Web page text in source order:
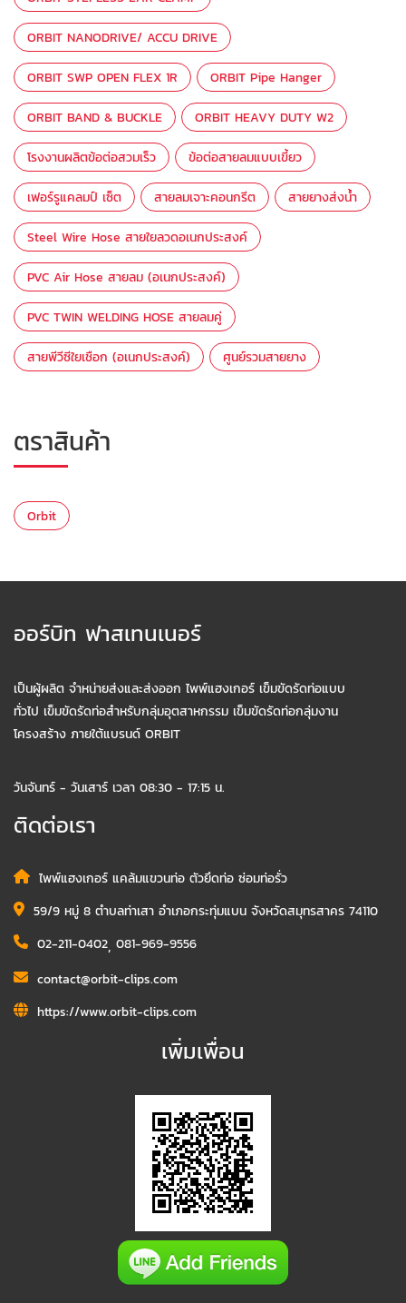
ORBIT NANODRIVE/ ACCU DRIVE
ORBIT SWP OPEN FLEX 1R ORBIT Pipe Hanger
ORBIT BAND & BUCKLE ORBIT HEAVY DUTY W2
โรงงานผลิตข้อต่อสวมเร็ว ข้อต่อสายลมแบบเขี้ยว
เฟอร์รูแคลมป์ เซ็ต สายลมเจาะคอนกรีต สายยางส่งน้ำ
Steel Wire Hose สายใยลวดอเนกประสงค์
PVC Air Hose สายลม (อเนกประสงค์)
PVC TWIN WELDING HOSE สายลมคู่
สายพีวีซีใยเชือก (อเนกประสงค์) ศูนย์รวมสายยาง
ตราสินค้า
Orbit
ออร์บิท ฟาสเทนเนอร์
เป็นผู้ผลิต จำหน่ายส่งและส่งออก ไพพ์แฮงเกอร์ เข็มขัดรัดท่อแบบ
ทั่วไป เข็มขัดรัดท่อสำหรับกลุ่มอุตสาหกรรม เข็มขัดรัดท่อกลุ่มงาน
โครงสร้าง ภายใต้แบรนด์ ORBIT
วันจันทร์ - วันเสาร์ เวลา 08:30 - 17:15 น.
ติดต่อเรา
ไพพ์แฮงเกอร์ แคล้มแขวนท่อ ตัวยึดท่อ ซ่อมท่อรั่ว
59/9 หมู่ 8 ตำบลท่าเสา อำเภอกระทุ่มแบน จังหวัดสมุทรสาคร 74110
02-211-0402, 081-969-9556
contact@orbit-clips.com
https://www.orbit-clips.com
เพิ่มเพื่อน